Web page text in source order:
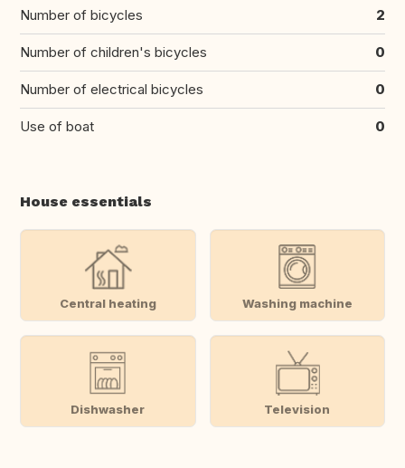
Number of bicycles 2
Number of children's bicycles 0
Number of electrical bicycles 0
Use of boat 0
House essentials
Central heating Washing machine
Dishwasher Television